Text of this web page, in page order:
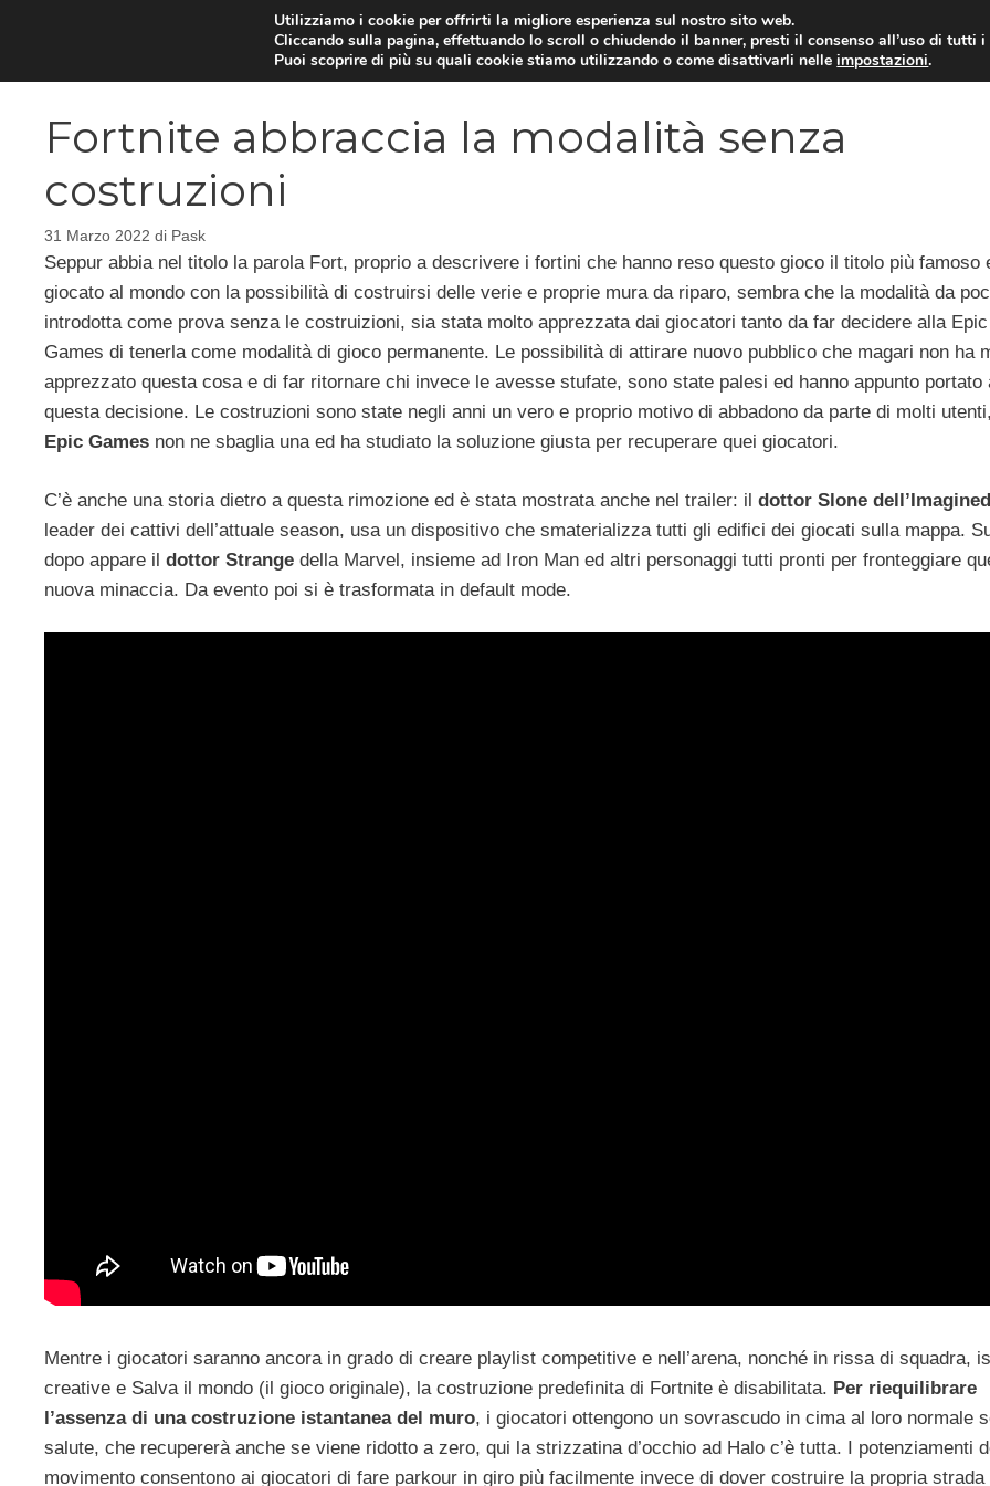
VIDEOGIOCHI NEWS
Fortnite abbraccia la modalità senza
costruzioni
31 Marzo 2022 di Pask
Seppur abbia nel titolo la parola Fort, proprio a descrivere i fortini che hanno reso questo gioco il titolo più famoso
giocato al mondo con la possibilità di costruirsi delle verie e proprie mura da riparo, sembra che la modalità da
introdotta come prova senza le costruizioni, sia stata molto apprezzata dai giocatori tanto da far decidere alla Epic
Games di tenerla come modalità di gioco permanente. Le possibilità di attirare nuovo pubblico che magari non ha
apprezzato questa cosa e di far ritornare chi invece le avesse stufate, sono state palesi ed hanno appunto portato
questa decisione. Le costruzioni sono state negli anni un vero e proprio motivo di abbadono da parte di molti
Epic Games non ne sbaglia una ed ha studiato la soluzione giusta per recuperare quei giocatori.
C’è anche una storia dietro a questa rimozione ed è stata mostrata anche nel trailer: il dottor Slone
leader dei cattivi dell’attuale season, usa un dispositivo che smaterializza tutti gli edifici dei giocati sulla mappa.
dopo appare il dottor Strange della Marvel, insieme ad Iron Man ed altri personaggi tutti pronti per fronteggiare
nuova minaccia. Da evento poi si è trasformata in default mode.
Mentre i giocatori saranno ancora in grado di creare playlist competitive e nell’arena, nonché in rissa di squadra,
creative e Salva il mondo (il gioco originale), la costruzione predefinita di Fortnite è disabilitata. Per riequilibrare
l’assenza di una costruzione istantanea del muro, i giocatori ottengono un sovrascudo in cima al loro normale
salute, che recupererà anche se viene ridotto a zero, qui la strizzatina d’occhio ad Halo c’è tutta. I potenziamenti
movimento consentono ai giocatori di fare parkour in giro più facilmente invece di dover costruire la propria strada
Utilizziamo i cookie per offrirti la migliore esperienza sul nostro sito web.
Cliccando sulla pagina, effettuando lo scroll o chiudendo il banner, presti il consenso all’uso di tutti i
Puoi scoprire di più su quali cookie stiamo utilizzando o come disattivarli nelleimpostazioni.